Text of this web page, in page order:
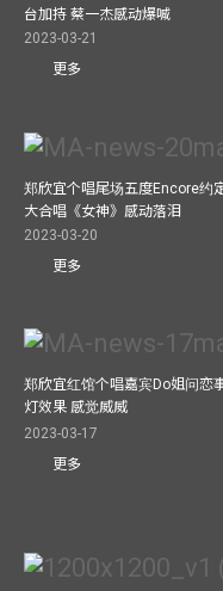
台加持 蔡一杰感动爆喊
2023-03-21
更多
郑欣宜个唱尾场五度Encore约
大合唱《女神》感动落泪
2023-03-20
更多
郑欣宜红馆个唱嘉宾Do姐问恋
灯效果 感觉威威
2023-03-17
更多